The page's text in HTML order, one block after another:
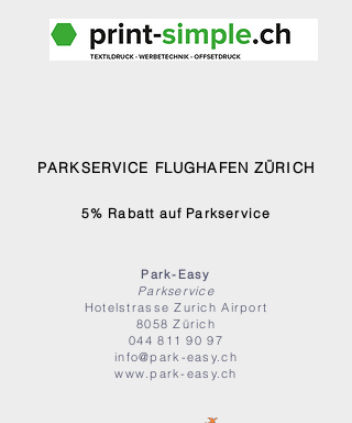
PARKSERVICE FLUGHAFEN ZÜRICH
5% Rabatt auf Parkservice
Park-Easy
Parkservice
HotelstrasseZurich Airport
8058 Zürich
044 811 90 97
info@park-easy.ch
www.park-easy.ch